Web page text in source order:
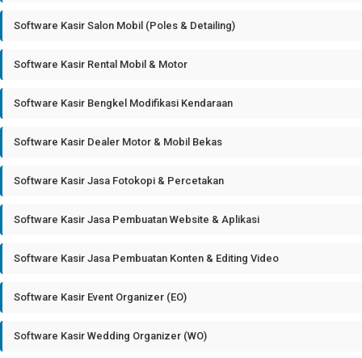
Software Kasir Salon Mobil (Poles & Detailing)
Software Kasir Rental Mobil & Motor
Software Kasir Bengkel Modifikasi Kendaraan
Software Kasir Dealer Motor & Mobil Bekas
Software Kasir Jasa Fotokopi & Percetakan
Software Kasir Jasa Pembuatan Website & Aplikasi
Software Kasir Jasa Pembuatan Konten & Editing Video
Software Kasir Event Organizer (EO)
Software Kasir Wedding Organizer (WO)